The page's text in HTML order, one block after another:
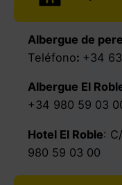
Albergue de
Teléfono: +34
Albergue El
+34 980 59 03
Hotel El Roble:
980 59 03 00